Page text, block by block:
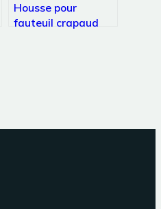
Housse pour
fauteuil crapaud